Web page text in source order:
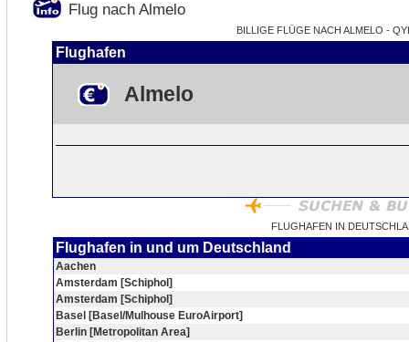
Flug nach Almelo
BILLIGE FLÜGE NACH ALMELO -
Flughafen
Almelo
FLUGHAFEN IN
Flughafen in und um Deutschland
Aachen
Amsterdam [Schiphol]
Amsterdam [Schiphol]
Basel [Basel/Mulhouse EuroAirport]
Berlin [Metropolitan Area]